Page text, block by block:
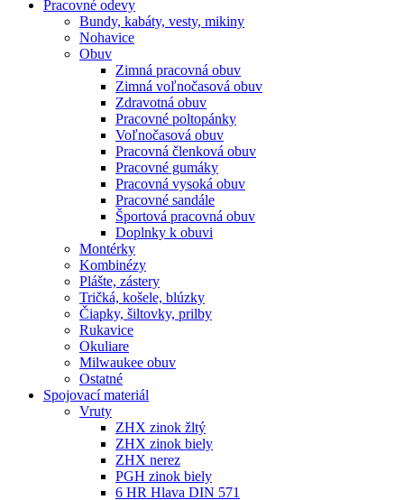
Pracovné odevy
Bundy, kabáty, vesty, mikiny
Nohavice
Obuv
Zimná pracovná obuv
Zimná voľnočasová obuv
Zdravotná obuv
Pracovné poltopánky
Voľnočasová obuv
Pracovná členková obuv
Pracovné gumáky
Pracovná vysoká obuv
Pracovné sandále
Športová pracovná obuv
Doplnky k obuvi
Montérky
Kombinézy
Plášte, zástery
Tričká, košele, blúzky
Čiapky, šiltovky, prilby
Rukavice
Okuliare
Milwaukee obuv
Ostatné
Spojovacímateriál
Vruty
ZHX zinok žltý
ZHX zinok biely
ZHX nerez
PGH zinok biely
6 HR Hlava DIN 571